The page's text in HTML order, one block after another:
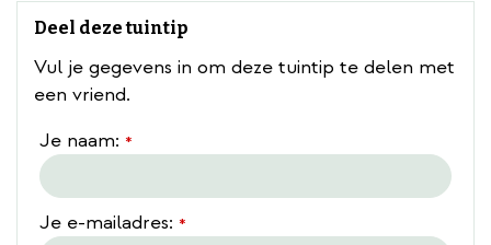
Deel deze tuintip
Vul je gegevens in om deze tuintip te delen met
een vriend.
Je naam: *
Je e-mailadres: *